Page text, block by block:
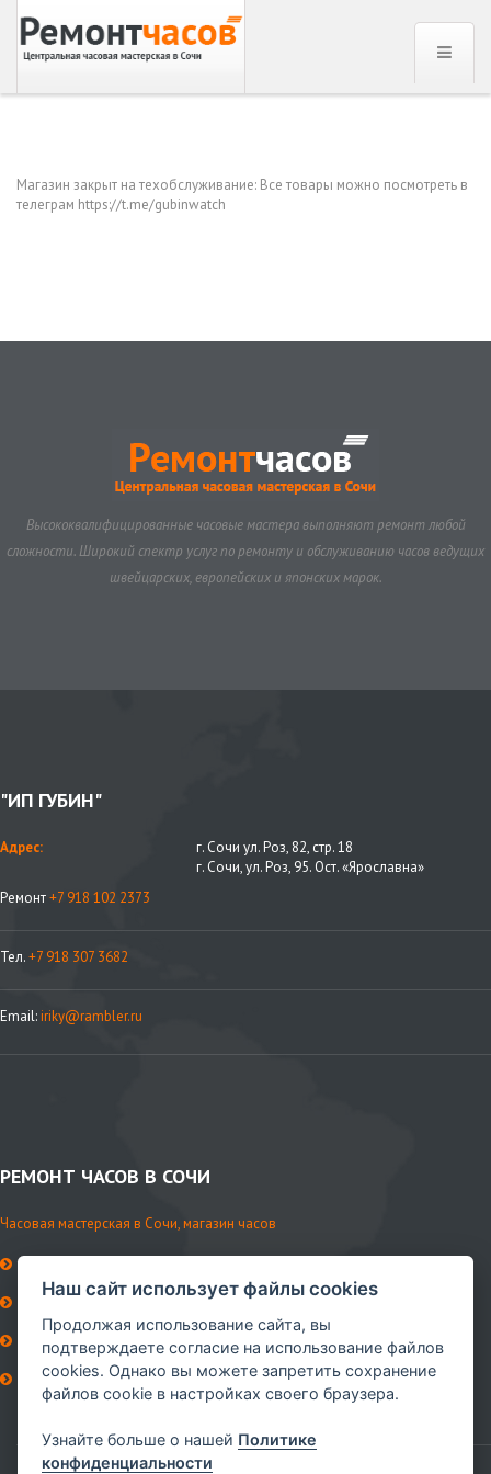
Магазин закрыт на техобслуживание: Все товары можно посмотреть в
телеграм https://t.me/gubinwatch
Высококвалифицированные часовые мастера выполняют ремонт любой
сложности. Широкий спектр услуг по ремонту и обслуживанию часов ведущих
швейцарских, европейских и японских марок.
"ИП ГУБИН"
Адрес:
г. Сочи ул. Роз, 82, стр. 18
г. Сочи, ул. Роз, 95. Ост. «Ярославна»
Ремонт+7 918 102 2373
Тел.+7 918 307 3682
Email:iriky@rambler.ru
РЕМОНТ ЧАСОВ В СОЧИ
Часовая мастерская в Сочи, магазин часов
Контакты
Ремни и аксессуары
Сервисное обслуживание
Наш сайт использует файлы cookies
Продолжая использование сайта, вы
подтверждаете согласие на использование файлов
cookies. Однако вы можете запретить сохранение
файлов cookie в настройках своего браузера.
Узнайте больше о нашей Политике
конфиденциальности